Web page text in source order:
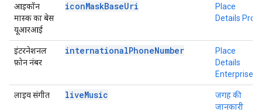
आइकॉन
मास्क का बेस
यूआरआई
iconMaskBaseUri
Place
Details Pro
इंटरनेशनल
फ़ोन नंबर
internationalPhoneNumber
Place
Details
Enterprise
लाइव संगीत liveMusic
जगह की
जानकारी